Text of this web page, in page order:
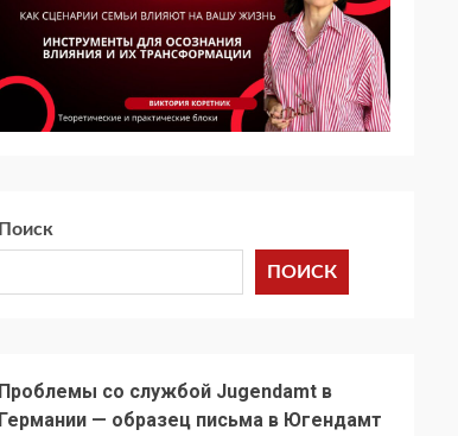
Поиск
ПОИСК
Проблемы со службой Jugendamt в
Германии — образец письма в Югендамт